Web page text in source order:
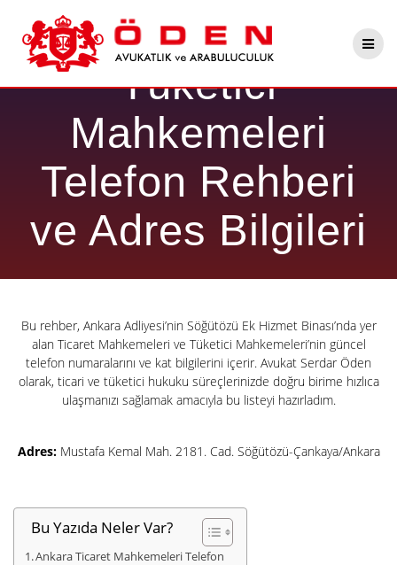
to
content
Ankara Ticaret ve
Tüketici
Mahkemeleri
Telefon Rehberi
ve Adres Bilgileri
Bu rehber, Ankara Adliyesi’nin Söğütözü Ek Hizmet Binası’nda yer
alan Ticaret Mahkemeleri ve Tüketici Mahkemeleri’nin güncel
telefon numaralarını ve kat bilgilerini içerir. Avukat Serdar Öden
olarak, ticari ve tüketici hukuku süreçlerinizde doğru birime hızlıca
ulaşmanızı sağlamak amacıyla bu listeyi hazırladım.
Adres:Mustafa Kemal Mah. 2181. Cad. Söğütözü-Çankaya/Ankara
Bu Yazıda Neler Var?
Ankara Ticaret Mahkemeleri Telefon